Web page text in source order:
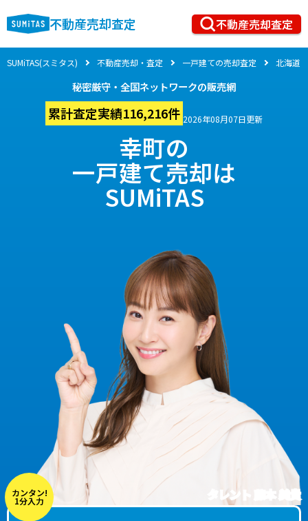
不動産売却査定 不動産売却査定
SUMiTAS(スミタス) 不動産売却・査定 一戸建ての売却査定 北海道
秘密厳守・全国ネットワークの販売網
累計査定実績116,216件 2026年08月07日更新
幸町の
一戸建て売却は
SUMiTAS
タレント 藤本 美貴
カンタン!
1分入力